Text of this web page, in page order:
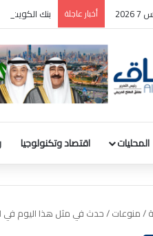
أخبار عاجلة بنك الكويت المركزي: رصيد الذهب 31.8
المحليات اقتصاد وتكنولوجيا
/منوعات/حدث في مثل هذا اليوم في